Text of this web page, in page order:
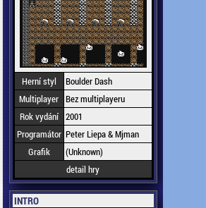
Herní styl
Boulder Dash
Multiplayer Bez multiplayeru
Rok vydání 2001
Programátor Peter Liepa & Mjman
Grafik
(Unknown)
detail hry
INTRO